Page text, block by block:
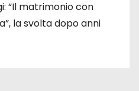
“Il matrimonio con
la svolta dopo anni